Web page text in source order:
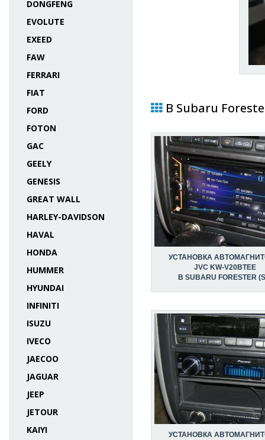
DONGFENG
EVOLUTE
EXEED
FAW
FERRARI
FIAT
FORD
FOTON
GAC
GEELY
GENESIS
GREAT WALL
HARLEY-DAVIDSON
HAVAL
HONDA
HUMMER
HYUNDAI
INFINITI
ISUZU
IVECO
JAECOO
JAGUAR
JEEP
JETOUR
KAIYI
В Subaru
УСТАНОВКА
JVC KW-V20BTEE
В SUBARU FORESTER
УСТАНОВКА